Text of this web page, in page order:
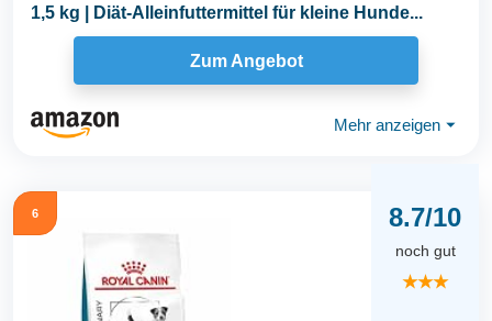
1,5 kg | Diät-Alleinfuttermittel für kleine Hunde...
Zum Angebot
Mehr anzeigen ⏷
6 8.7/10
noch gut
★★★